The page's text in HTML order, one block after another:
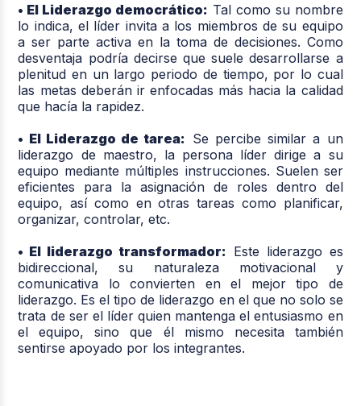
• El Liderazgo democrático: Tal como su nombre
lo indica, el líder invita a los miembros de su equipo
a ser parte activa en la toma de decisiones. Como
desventaja podría decirse que suele desarrollarse a
plenitud en un largo periodo de tiempo, por lo cual
las metas deberán ir enfocadas más hacia la calidad
que hacía la rapidez.
• El Liderazgo de tarea: Se percibe similar a un
liderazgo de maestro, la persona líder dirige a su
equipo mediante múltiples instrucciones. Suelen ser
eficientes para la asignación de roles dentro del
equipo, así como en otras tareas como planificar,
organizar, controlar, etc.
• El liderazgo transformador: Este liderazgo es
bidireccional, su naturaleza motivacional y
comunicativa lo convierten en el mejor tipo de
liderazgo. Es el tipo de liderazgo en el que no solo se
trata de ser el líder quien mantenga el entusiasmo en
el equipo, sino que él mismo necesita también
sentirse apoyado por los integrantes.